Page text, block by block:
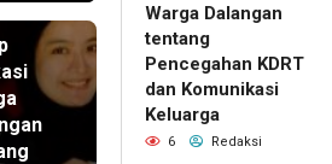
Warga Dalangan
tentang
Pencegahan KDRT
dan Komunikasi
Keluarga
6 Redaksi